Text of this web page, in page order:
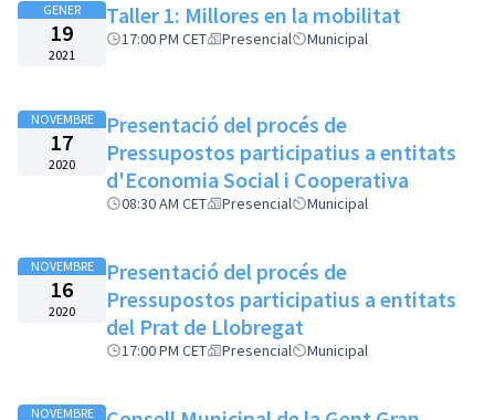
GENER
19
2021
Taller 1: Millores en la mobilitat
17:00 PM CET Presencial Municipal
NOVEMBRE
17
2020
Presentació del procés de
Pressupostos participatius a entitats
d'Economia Social i Cooperativa
08:30 AM CET Presencial Municipal
NOVEMBRE
16
2020
Presentació del procés de
Pressupostos participatius a entitats
del Prat de Llobregat
17:00 PM CET Presencial Municipal
NOVEMBRE